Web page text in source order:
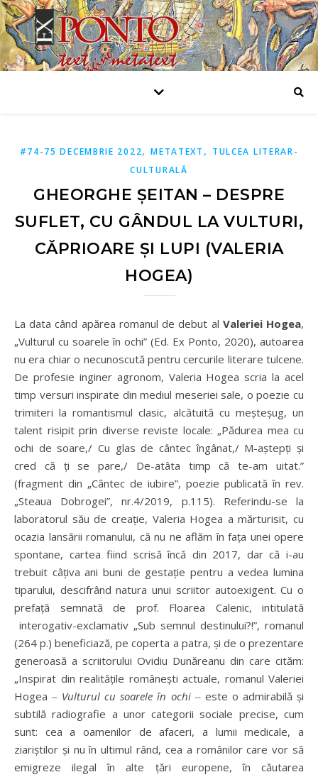
#74-75 DECEMBRIE 2022,METATEXT , TULCEA LITERAR-
CULTURALĂ
GHEORGHE ȘEITAN – DESPRE
SUFLET, CU GÂNDUL LA VULTURI,
CĂPRIOARE ȘI LUPI (VALERIA
HOGEA)
La data când apărea romanul de debut al Valeriei Hogea,
„Vulturul cu soarele în ochi” (Ed. Ex Ponto, 2020), autoarea
nu era chiar o necunoscută pentru cercurile literare tulcene.
De profesie inginer agronom, Valeria Hogea scria la acel
timp versuri inspirate din mediul meseriei sale, o poezie cu
trimiteri la romantismul clasic, alcătuită cu meșteșug, un
talent risipit prin diverse reviste locale: „Pădurea mea cu
ochi de soare,/ Cu glas de cântec îngânat,/ M-aștepți și
cred că ți se pare,/ De-atâta timp că te-am uitat.”
(fragment din „Cântec de iubire”, poezie publicată în rev.
„Steaua Dobrogei”, nr.4/2019, p.115). Referindu-se la
laboratorul său de creație, Valeria Hogea a mărturisit, cu
ocazia lansării romanului, că nu ne aflăm în fața unei opere
spontane, cartea fiind scrisă încă din 2017, dar că i-au
trebuit câțiva ani buni de gestație pentru a vedea lumina
tiparului, descifrând natura unui scriitor autoexigent. Cu o
prefață semnată de prof. Floarea Calenic, intitulată
interogativ-exclamativ „Sub semnul destinului?!”, romanul
(264 p.) beneficiază, pe coperta a patra, și de o prezentare
generoasă a scriitorului Ovidiu Dunăreanu din care cităm:
„Inspirat din realitățile românești actuale, romanul Valeriei
Hogea ‒ Vulturul cusoarele în ochi ‒ este o admirabilă și
subtilă radiografie a unor categorii sociale precise, cum
sunt: cea a oamenilor de afaceri, a lumii medicale, a
ziariștilor și nu în ultimul rând, cea a românilor care vor să
emigreze ilegal în alte țări europene, în căutarea